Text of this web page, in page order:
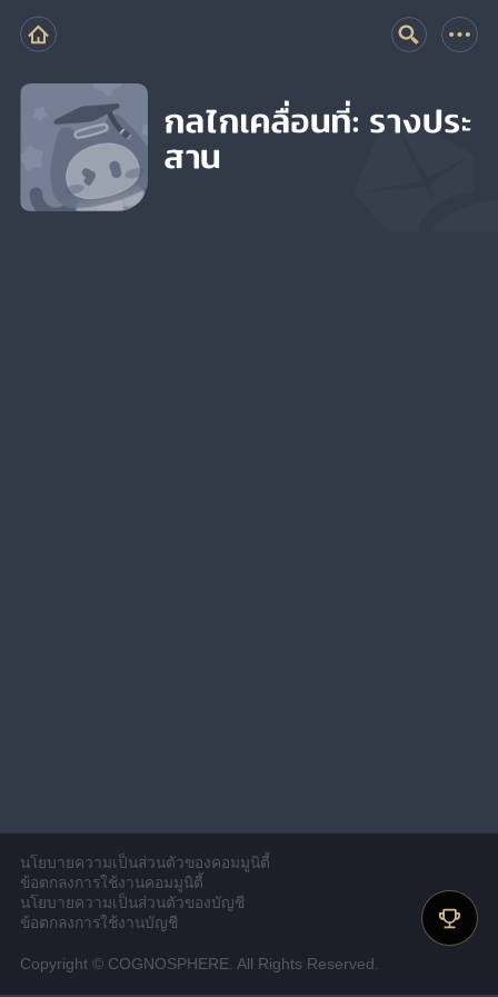
กลไกเคลื่อนที่: รางประ
สาน
นโยบายความเป็นส่วนตัวของคอมมูนิตี้
ข้อตกลงการใช้งานคอมมูนิตี้
นโยบายความเป็นส่วนตัวของบัญชี
ข้อตกลงการใช้งานบัญชี
Copyright © COGNOSPHERE. All Rights Reserved.